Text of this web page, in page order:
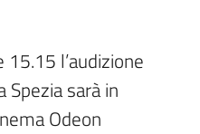
l’audizione
Spezia sarà in
Odeon